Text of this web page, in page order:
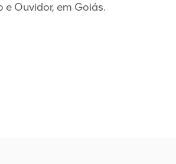
Ouvidor, em Goiás.